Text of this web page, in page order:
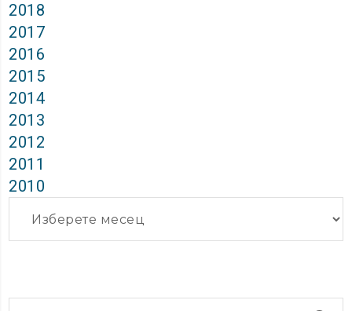
2018
2017
2016
2015
2014
2013
2012
2011
2010